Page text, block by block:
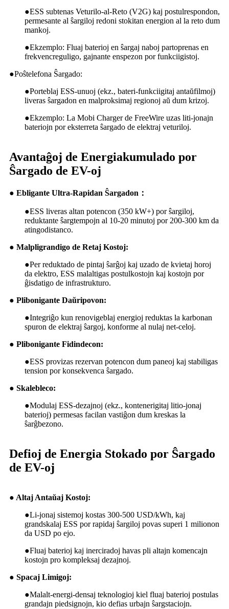
●ESS subtenas Veturilo-al-Reto (V2G) kaj postulrespondon,
permesante al ŝargiloj redoni stokitan energion al la reto dum
mankoj.
●Ekzemplo: Fluaj baterioj en ŝargaj naboj partoprenas en
frekvencreguligo, gajnante enspezon por funkciigistoj.
●Poŝtelefona Ŝargado:
●Porteblaj ESS-unuoj (ekz., bateri-funkciigitaj antaŭfilmoj)
liveras ŝargadon en malproksimaj regionoj aŭ dum krizoj.
●Ekzemplo: La Mobi Charger de FreeWire uzas liti-jonajn
bateriojn por eksterreta ŝargado de elektraj veturiloj.
Avantaĝoj de Energiakumulado por
Ŝargado de EV-oj
● Ebligante Ultra-Rapidan Ŝargadon：
●ESS liveras altan potencon (350 kW+) por ŝargiloj,
reduktante ŝargtempojn al 10-20 minutoj por 200-300 km da
atingodistanco.
● Malpligrandigo de Retaj Kostoj:
●Per reduktado de pintaj ŝarĝoj kaj uzado de kvietaj horoj
da elektro, ESS malaltigas postulkostojn kaj kostojn por
ĝisdatigo de infrastrukturo.
● Plibonigante Daŭripovon:
●Integriĝo kun renovigeblaj energioj reduktas la karbonan
spuron de elektraj ŝargoj, konforme al nulaj net-celoj.
● Plibonigante Fidindecon:
●ESS provizas rezervan potencon dum paneoj kaj stabiligas
tension por konsekvenca ŝargado.
● Skalebleco:
●Modulaj ESS-dezajnoj (ekz., kontenerigitaj litio-jonaj
baterioj) permesas facilan vastiĝon dum kreskas la
ŝarĝbezono.
Defioj de Energia Stokado por Ŝargado
de EV-oj
● Altaj Antaŭaj Kostoj:
●Li-jonaj sistemoj kostas 300-500 USD/kWh, kaj
grandskalaj ESS por rapidaj ŝargiloj povas superi 1 milionon
da USD po ejo.
●Fluaj baterioj kaj inerciradoj havas pli altajn komencajn
kostojn pro kompleksaj dezajnoj.
● Spacaj Limigoj:
●Malalt-energi-densaj teknologioj kiel fluaj baterioj postulas
grandajn piedsignojn, kio defias urbajn ŝargstaciojn.